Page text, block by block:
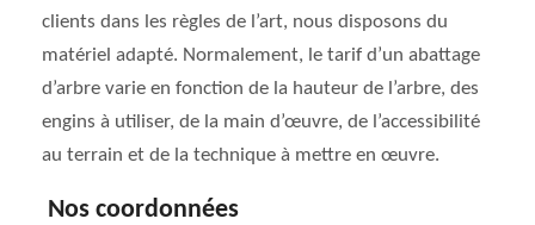
clients dans les règles de l’art, nous disposons du
matériel adapté. Normalement, le tarif d’un abattage
d’arbre varie en fonction de la hauteur de l’arbre, des
engins à utiliser, de la main d’œuvre, de l’accessibilité
au terrain et de la technique à mettre en œuvre.
Nos coordonnées